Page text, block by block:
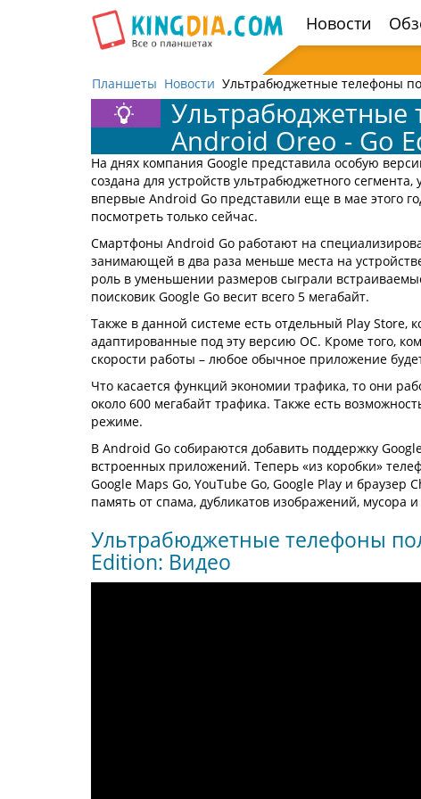
навигацию
Новости
Планшеты Новости Ультрабюджетные телефоны
Ультрабюджетные
Android Oreo - Go
На днях компания Google представила особую
создана для устройств ультрабюджетного
впервые Android Go представили еще в мае этого
посмотреть только сейчас.
Смартфоны Android Go работают на
занимающей в два раза меньше места на
роль в уменьшении размеров сыграли
поисковик Google Go весит всего 5 мегабайт.
Также в данной системе есть отдельный Play Store,
адаптированные под эту версию ОС. Кроме того,
скорости работы – любое обычное приложение
Что касается функций экономии трафика, то они
около 600 мегабайт трафика. Также есть
режиме.
В Android Go собираются добавить поддержку
встроенных приложений. Теперь «из коробки»
Google Maps Go, YouTube Go, Google Play и
память от спама, дубликатов изображений, мусора
Ультрабюджетные телефоны
Edition: Видео